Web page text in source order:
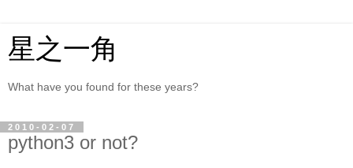
星之一角
What have you found for these years?
2010-02-07
python3 or not?